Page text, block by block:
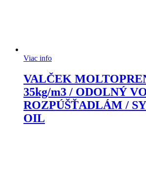
Viac info
VALČEK
35kg/m3 / ODOLNÝ
ROZPÚŠŤADLÁM /
OIL